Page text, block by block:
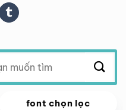
font chọn lọc